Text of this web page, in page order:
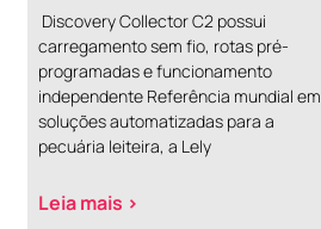
Discovery Collector C2 possui
carregamento sem fio, rotas pré-
programadas e funcionamento
independente Referência mundial em
soluções automatizadas para a
pecuária leiteira, a Lely
Leia mais >